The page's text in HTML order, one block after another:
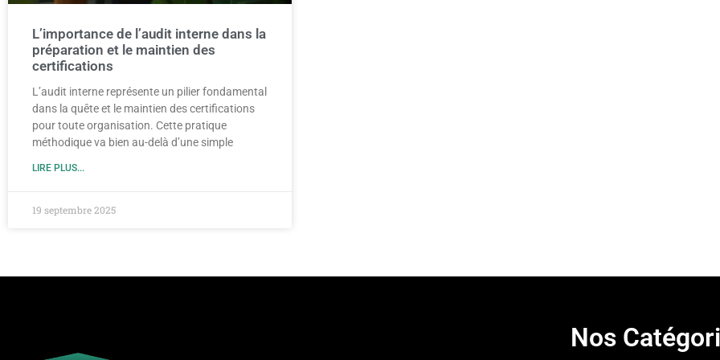
L’importance de l’audit interne dans la
préparation et le maintien des
certifications
L’audit interne représente un pilier fondamental
dans la quête et le maintien des certifications
pour toute organisation. Cette pratique
méthodique va bien au-delà d’une simple
LIRE PLUS...
19 septembre 2025
Nos